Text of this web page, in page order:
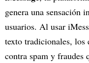
genera una sensación
usuarios. Al usar
texto tradicionales, los
contra spam y fraudes